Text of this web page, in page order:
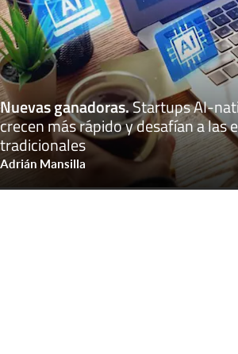
Nuevas ganadoras.Startups AI-
crecen más rápido y desafían a las
tradicionales
Adrián Mansilla